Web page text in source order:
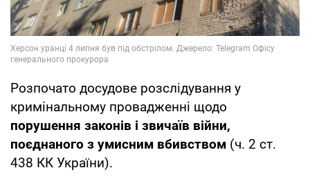
Розпочато досудове розслідування у
кримінальному провадженні щодо
порушення законів і звичаїв війни,
поєднаного з умисним вбивством (ч. 2 ст.
438 КК України).